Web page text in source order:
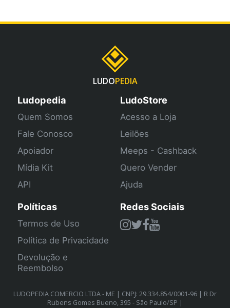
LUDOPEDIA
Ludopedia
Quem Somos
Fale Conosco
Apoiador
Mídia Kit
API
LudoStore
Acesso a Loja
Leilões
Meeps - Cashback
Quero Vender
Ajuda
Políticas
Termos de Uso
Política de Privacidade
Devolução e
Reembolso
Redes Sociais
LUDOPEDIA COMERCIO LTDA - ME | CNPJ: 29.334.854/0001-96 | R Dr
Rubens Gomes Bueno, 395 - São Paulo/SP |